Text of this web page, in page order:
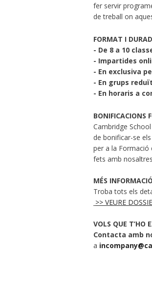
fer servir
de treball on
FORMAT I
- De 8 a 10
- Impartides
- En exclusiva
- En grups
- En horaris a
Cambridge
de bonificar-se
per a la Formació
fets amb
MÉS
Troba tots els
>> VEURE
VOLS QUE T’HO
Contacta amb
a